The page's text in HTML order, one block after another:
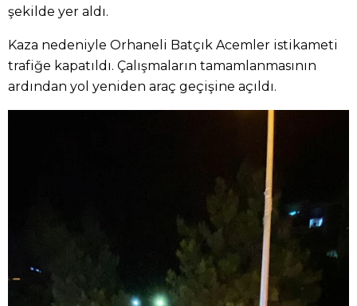
şekilde yer aldı.
Kaza nedeniyle Orhaneli Batçık Acemler istikameti
trafiğe kapatıldı. Çalışmaların tamamlanmasının
ardından yol yeniden araç geçişine açıldı.